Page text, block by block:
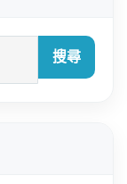
搜尋